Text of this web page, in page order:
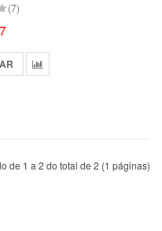
(7)
de 1 a 2 do total de 2 (1 páginas)